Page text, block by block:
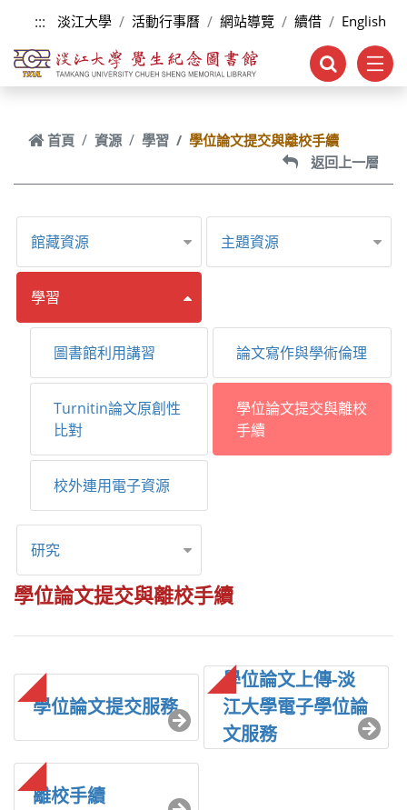
跳到主要內容
::: 淡江大學 活動行事曆 網站導覽 續借 English
首頁 資源 學習
學位論文提交與離校手續
返回上一層
館藏資源 主題資源
學習
圖書館利用講習 論文寫作與學術倫理
Turnitin論文原創性
比對
學位論文提交與離校
手續
校外連用電子資源
研究
學位論文提交與離校手續
學位論文提交服務
學位論文上傳-淡
江大學電子學位論
文服務
離校手續